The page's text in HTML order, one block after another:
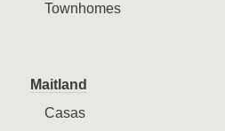
Townhomes
Maitland
Casas